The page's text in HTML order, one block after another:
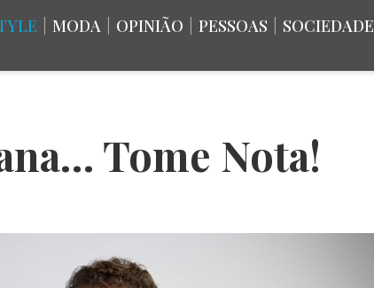
MODA OPINIÃO PESSOAS SOCIEDADE
Tome Nota!